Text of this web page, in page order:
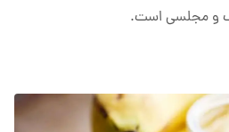
و مجلسی است.